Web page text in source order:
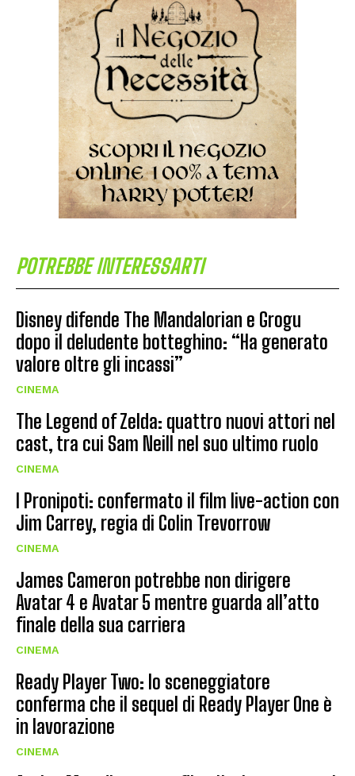
POTREBBE INTERESSARTI
Disney difende The Mandalorian e Grogu
dopo il deludente botteghino: “Ha generato
valore oltre gli incassi”
CINEMA
The Legend of Zelda: quattro nuovi attori nel
cast, tra cui Sam Neill nel suo ultimo ruolo
CINEMA
I Pronipoti: confermato il film live-action con
Jim Carrey, regia di Colin Trevorrow
CINEMA
James Cameron potrebbe non dirigere
Avatar 4 e Avatar 5 mentre guarda all’atto
finale della sua carriera
CINEMA
Ready Player Two: lo sceneggiatore
conferma che il sequel di Ready Player One è
in lavorazione
CINEMA